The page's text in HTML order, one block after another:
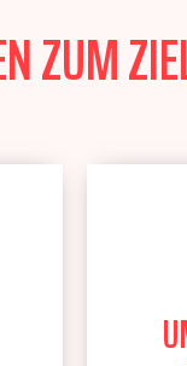
ZUM